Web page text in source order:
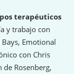
terapéuticos
y trabajo con
Bays, Emotional
con Chris
Rosenberg,